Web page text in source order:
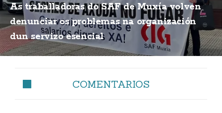
As traballadoras do SAF de Muxía volven
denunciar os problemas na organización
dun servizo esencial
COMENTARIOS